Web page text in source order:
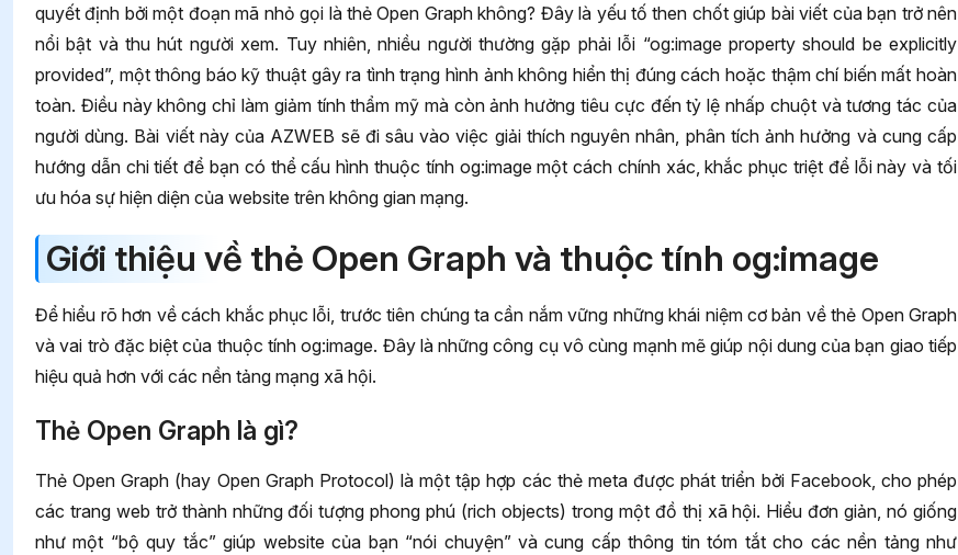
quyết định bởi một đoạn mã nhỏ gọi là thẻ Open Graph không? Đây là yếu tố then chốt giúp bài viết của bạn trở nên
nổi bật và thu hút người xem. Tuy nhiên, nhiều người thường gặp phải lỗi “og:image property should be explicitly
provided”, một thông báo kỹ thuật gây ra tình trạng hình ảnh không hiển thị đúng cách hoặc thậm chí biến mất hoàn
toàn. Điều này không chỉ làm giảm tính thẩm mỹ mà còn ảnh hưởng tiêu cực đến tỷ lệ nhấp chuột và tương tác của
người dùng. Bài viết này của AZWEB sẽ đi sâu vào việc giải thích nguyên nhân, phân tích ảnh hưởng và cung cấp
hướng dẫn chi tiết để bạn có thể cấu hình thuộc tính og:image một cách chính xác, khắc phục triệt để lỗi này và tối
ưu hóa sự hiện diện của website trên không gian mạng.
Giới thiệu về thẻ Open Graph và thuộc tính og:image
Để hiểu rõ hơn về cách khắc phục lỗi, trước tiên chúng ta cần nắm vững những khái niệm cơ bản về thẻ Open Graph
và vai trò đặc biệt của thuộc tính og:image. Đây là những công cụ vô cùng mạnh mẽ giúp nội dung của bạn giao tiếp
hiệu quả hơn với các nền tảng mạng xã hội.
Thẻ Open Graph là gì?
Thẻ Open Graph (hay Open Graph Protocol) là một tập hợp các thẻ meta được phát triển bởi Facebook, cho phép
các trang web trở thành những đối tượng phong phú (rich objects) trong một đồ thị xã hội. Hiểu đơn giản, nó giống
như một “bộ quy tắc” giúp website của bạn “nói chuyện” và cung cấp thông tin tóm tắt cho các nền tảng như